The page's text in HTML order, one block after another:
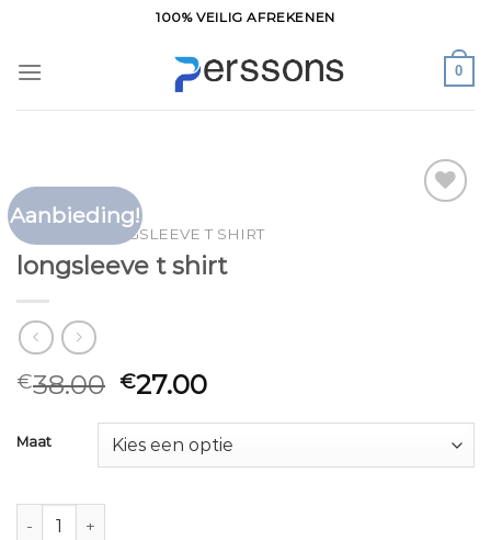
inhoud
100% VEILIG AFREKENEN
0
Aanbieding!
HOME LONGSLEEVE T SHIRT
longsleeve t shirt
€38.00 €27.00
Maat
longsleeve t shirt aantal